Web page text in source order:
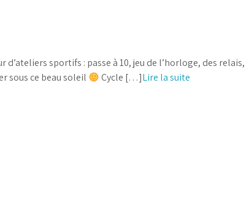
d’ateliers sportifs : passe à 10, jeu de l’horloge, des relais,
sous ce beau soleil
Cycle […]Lire la suite